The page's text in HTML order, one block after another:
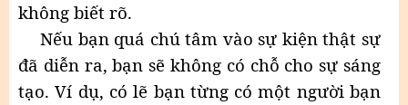
không biết rõ.
Nếu bạn quá chú tâm vào sự kiện thật sự
đã diễn ra, bạn sẽ không có chỗ cho sự sáng
tạo. Ví dụ, có lẽ bạn từng có một người bạn